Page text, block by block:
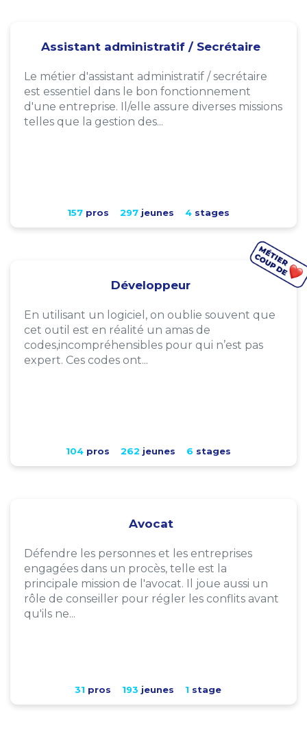
Assistant administratif / Secrétaire
Le métier d'assistant administratif / secrétaire
est essentiel dans le bon fonctionnement
d'une entreprise. Il/elle assure diverses missions
telles que la gestion des...
157pros 297jeunes 4stages
Développeur
En utilisant un logiciel, on oublie souvent que
cet outil est en réalité un amas de
codes,incompréhensibles pour qui n’est pas
expert. Ces codes ont...
104pros 262 jeunes 6 stages
Avocat
Défendre les personnes et les entreprises
engagées dans un procès, telle est la
principale mission de l'avocat. Il joue aussi un
rôle de conseiller pour régler les conflits avant
qu'ils ne...
31 pros 193 jeunes 1 stage